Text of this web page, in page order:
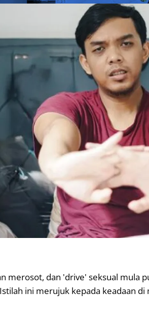
merosot, dan 'drive' seksual mula
ini merujuk kepada keadaan